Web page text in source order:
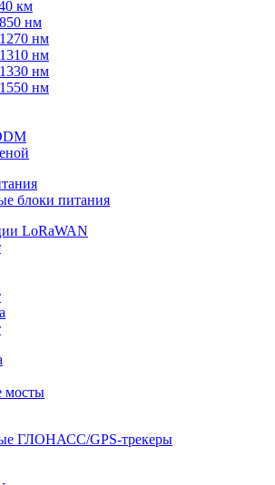
км
нм
нм
нм
нм
нм
блоки питания
LoRaWAN
мосты
ГЛОНАСС/GPS-трекеры